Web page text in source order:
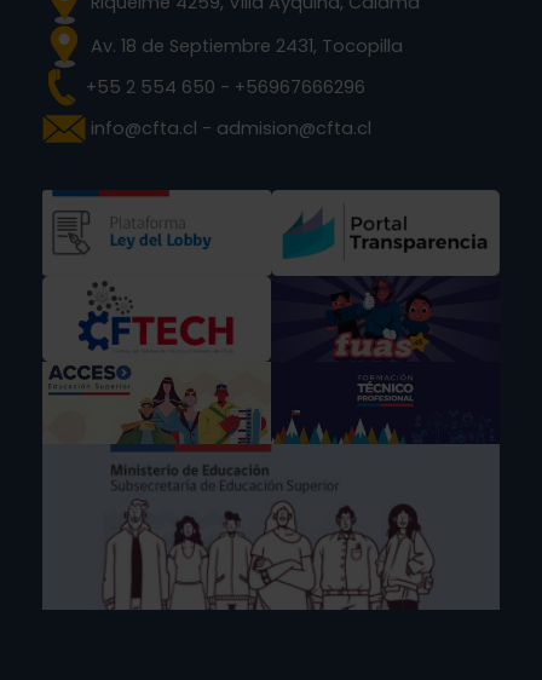
Av. 18 de Septiembre 2431, Tocopilla
+55 2 554 650 - +56967666296
info@cfta.cl - admision@cfta.cl